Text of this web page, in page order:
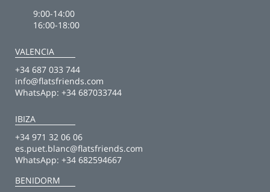
9:00-14:00
16:00-18:00
VALENCIA
+34 687 033 744
info@flatsfriends.com
WhatsApp: +34 687033744
IBIZA
+34 971 32 06 06
es.puet.blanc@flatsfriends.com
WhatsApp: +34 682594667
BENIDORM